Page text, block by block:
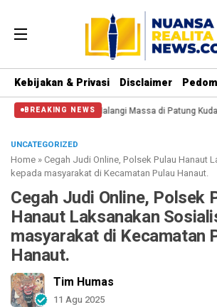
Kebijakan & Privasi Disclaimer
BREAKING NEWS
Massa di Patung Kuda: Semoga Aparat Punya Hati
UNCATEGORIZED
Home »Cegah Judi Online, Polsek Pulau Hanaut
kepada masyarakat di Kecamatan Pulau Hanaut.
Cegah Judi Online, Polsek
Hanaut Laksanakan
masyarakat di Kecamatan
Hanaut.
Tim Humas
11 Agu 2025